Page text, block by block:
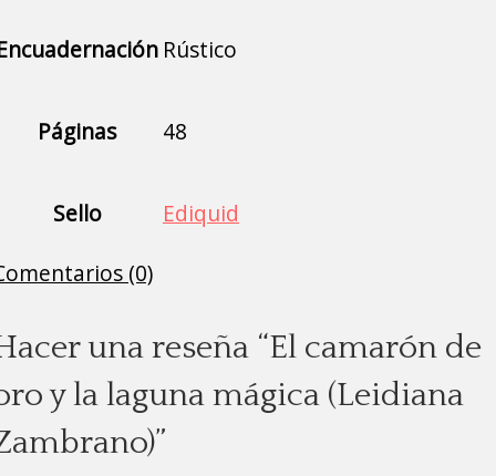
Rústico
Páginas 48
Sello
Ediquid
(0)
una reseña “El camarón de
y la laguna mágica (Leidiana